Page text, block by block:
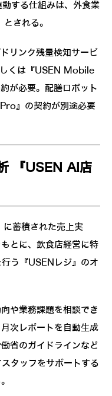
する仕組みは、外食業
される。
リンク残量検知サービ
くは『USEN Mobile
が必要。配膳ロボット
』の契約が別途必要
『USEN AI店
に蓄積された売上実
とに、飲食店経営に特
う『USENレジ』のオ
や業務課題を相談でき
次レポートを自動生成
省のガイドラインなど
タッフをサポートする